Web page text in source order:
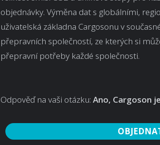
objednávky. Výměna dat s globálními,
uživatelská základna Cargosonu v
přepravních společností, ze kterých si
přepravní potřeby každé společnosti.
Odpověď na vaši otázku: Ano, Cargoson